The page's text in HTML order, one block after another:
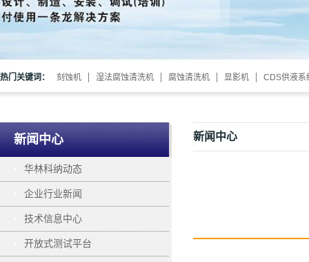
热门关键词： 刻蚀机 湿法腐蚀清洗机 腐蚀清洗机 显影机 CDS供液系
新闻中心
华林科纳动态
企业行业新闻
技术信息中心
开放式测试平台
新闻中心